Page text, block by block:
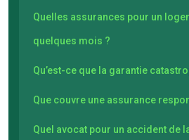
Quelles assurances pour un
quelques mois ?
Qu’est-ce que la garantie
Que couvre une assurance
Quel avocat pour un accident de